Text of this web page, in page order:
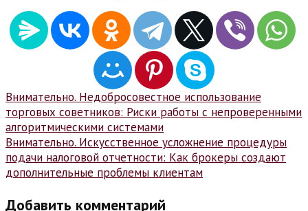
Навигация
по
записям
Внимательно. Недобросовестное использование
торговых советников: Риски работы с непроверенными
алгоритмическими системами
Внимательно. Искусственное усложнение процедуры
подачи налоговой отчетности: Как брокеры создают
дополнительные проблемы клиентам
Добавить комментарий